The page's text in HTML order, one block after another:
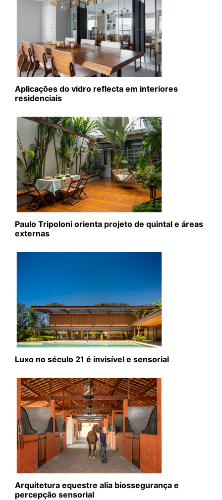
Aplicações do vidro reflecta em interiores
residenciais
Paulo Tripoloni orienta projeto de quintal e áreas
externas
Luxo no século 21 é invisível e sensorial
Arquitetura equestre alia biossegurança e
percepção sensorial